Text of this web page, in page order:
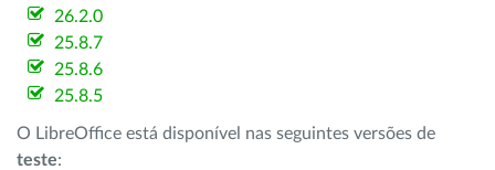
26.2.0
25.8.7
25.8.6
25.8.5
O LibreOffice está disponível nas seguintes versões de
teste: